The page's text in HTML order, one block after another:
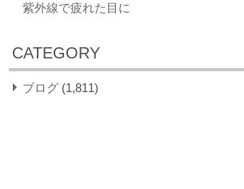
紫外線で疲れた目に
CATEGORY
ブログ (1,811)